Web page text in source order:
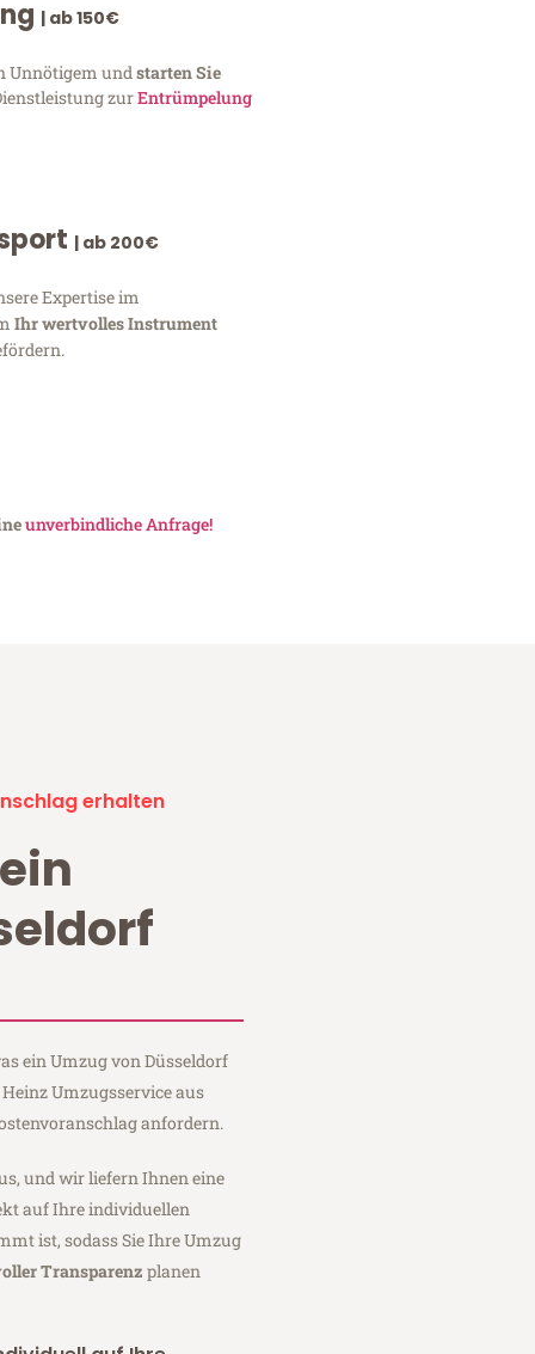
| ab 150€
Unnötigem undstarten Sie
zurEntrümpelung
| ab 200€
Expertise im
Ihr wertvolles Instrument
unverbindliche Anfrage!
erhalten
ein Umzug von Düsseldorf
Umzugsservice aus
anfordern.
und wir liefern Ihnen eine
auf Ihre individuellen
ist, sodass Sie Ihre Umzug
Transparenz planen